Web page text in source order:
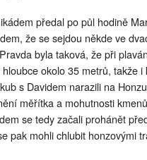
předal po půl hodině
že se sejdou někde ve
byla taková, že při
okolo 35 metrů, takže
s Davidem narazili na
měřítka a mohutnosti
se tedy začali prohánět
pak mohli chlubit honzovými